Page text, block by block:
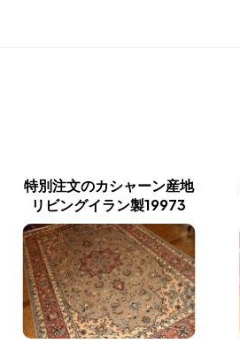
特別注文のカシャーン産地
リビングイラン製19973